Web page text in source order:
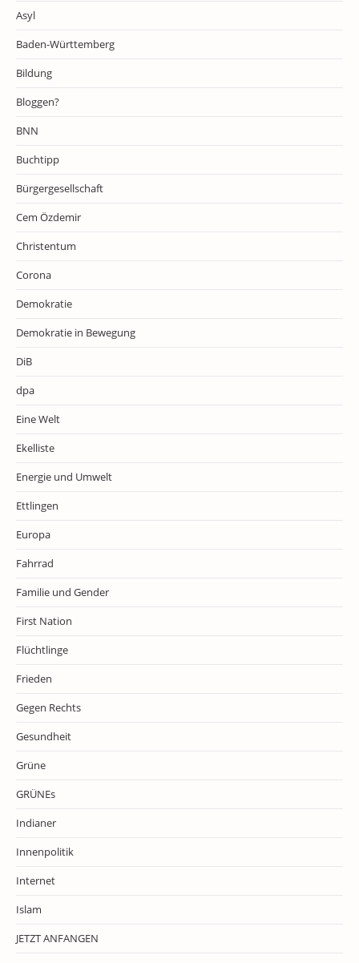
Asyl
Baden-Württemberg
Bildung
Bloggen?
BNN
Buchtipp
Bürgergesellschaft
Cem Özdemir
Christentum
Corona
Demokratie
Demokratie in Bewegung
DiB
dpa
Eine Welt
Ekelliste
Energie und Umwelt
Ettlingen
Europa
Fahrrad
Familie und Gender
First Nation
Flüchtlinge
Frieden
Gegen Rechts
Gesundheit
Grüne
GRÜNEs
Indianer
Innenpolitik
Internet
Islam
JETZT ANFANGEN